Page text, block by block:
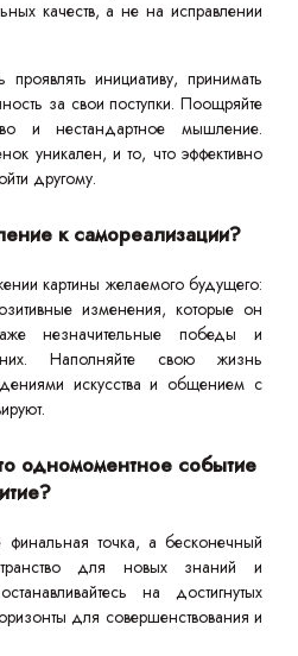
качеств, а не на исправлении
инициативу, принимать
за свои поступки. Поощряйте
и нестандартное мышление.
уникален, и то, что эффективно
другому.
к самореализации?
картины желаемого будущего:
изменения, которые он
незначительные победы и
Наполняйте свою жизнь
искусства и общением с
одномоментное событие
точка, а бесконечный
для новых знаний и
на достигнутых
для совершенствования и